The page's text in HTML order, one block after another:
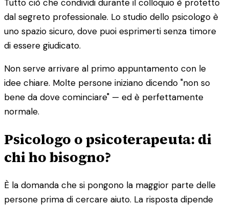
Tutto ciò che condividi durante il colloquio è protetto
dal segreto professionale. Lo studio dello psicologo è
uno spazio sicuro, dove puoi esprimerti senza timore
di essere giudicato.
Non serve arrivare al primo appuntamento con le
idee chiare. Molte persone iniziano dicendo "non so
bene da dove cominciare" — ed è perfettamente
normale.
Psicologo o psicoterapeuta: di
chi ho bisogno?
È la domanda che si pongono la maggior parte delle
persone prima di cercare aiuto. La risposta dipende